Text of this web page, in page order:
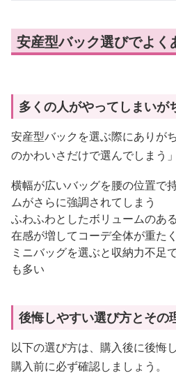
安産型バック選びでよく
多くの人がやってしまいが
安産型バックを選ぶ際にありが
のかわいさだけで選んでしまう
横幅が広いバッグを腰の位置で
ムがさらに強調されてしまう
ふわふわとしたボリュームのあ
在感が増してコーデ全体が重た
ミニバッグを選ぶと収納力不足
も多い
後悔しやすい選び方とその
以下の選び方は、購入後に後悔
購入前に必ず確認しましょう。